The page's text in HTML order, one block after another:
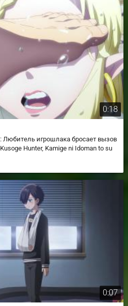
0:18
игрошлака бросает вызов
Hunter, Kamige ni Idoman to su
0:07